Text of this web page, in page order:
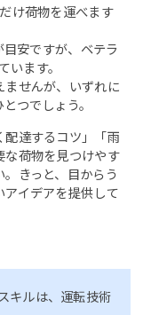
け荷物を運べます
安ですが、ベテラ
ます。
せんが、いずれに
つでしょう。
達するコツ」「雨
な荷物を見つけやす
きっと、目からう
イデアを提供して
キルは、運転技術